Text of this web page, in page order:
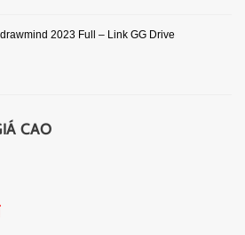
2023 Full – Link GG Drive
CAO